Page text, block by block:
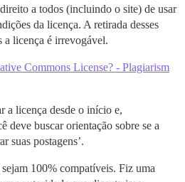
a todos (incluindo o site) de usar
da licença. A retirada desses
a licença é irrevogável.
Commons License? - Plagiarism
a licença desde o início e,
deve buscar orientação sobre se a
suas postagens’.
100% compatíveis. Fiz uma